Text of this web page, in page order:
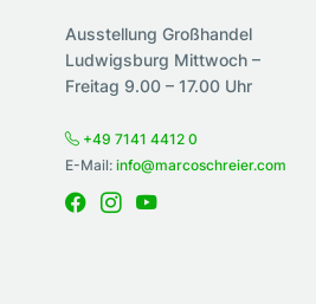
Ausstellung Großhandel
Ludwigsburg Mittwoch –
Freitag 9.00 – 17.00 Uhr
+49 7141 4412 0
E-Mail: info@marcoschreier.com